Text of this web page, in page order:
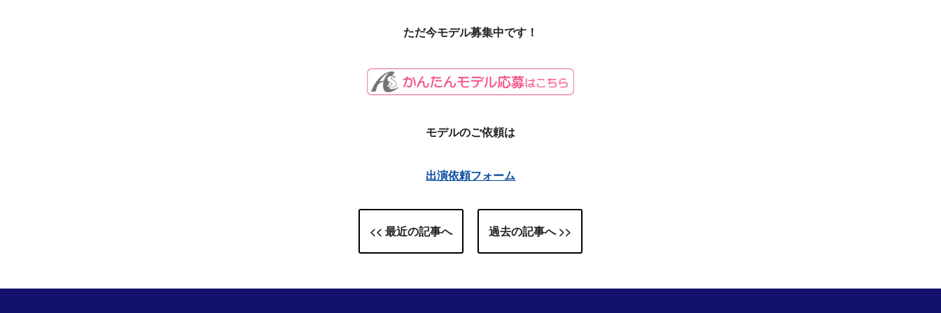
ただ今モデル募集中です！
モデルのご依頼は
出演依頼フォーム
<< 最近の記事へ 過去の記事へ >>